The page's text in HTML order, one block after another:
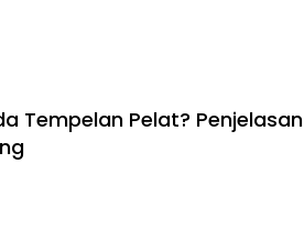
Tempelan Pelat? Penjelasan